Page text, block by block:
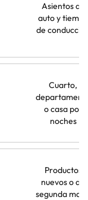
Asientos de
auto y tiempo
de
Cuarto,
o casa por
noches
Productos
nuevos o de
segunda